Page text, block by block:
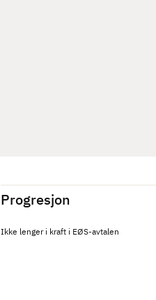
Progresjon
Ikke lenger i kraft i EØS-avtalen